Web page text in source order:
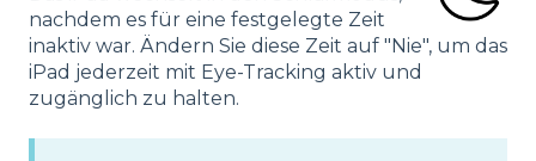
nachdem es für eine festgelegte Zeit
inaktiv war. Ändern Sie diese Zeit auf "Nie", um das
iPad jederzeit mit Eye-Tracking aktiv und
zugänglich zu halten.